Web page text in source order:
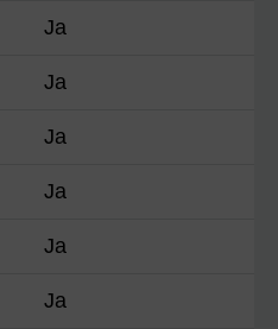
Ja
Ja
Ja
Ja
Ja
Ja